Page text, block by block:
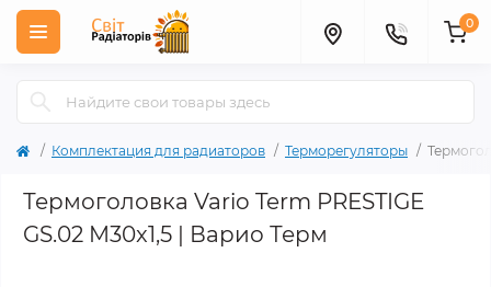
0
Комплектация для радиаторов Терморегуляторы
Термоголовка Vario Term PRESTIGE
GS.02 M30x1,5 | Варио Терм